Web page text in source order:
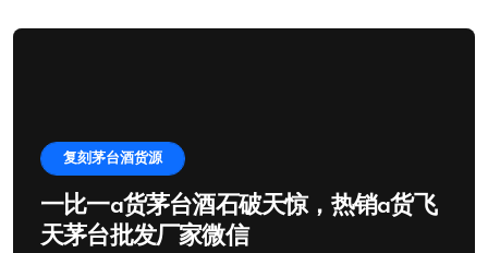
复刻茅台酒货源
一比一a货茅台酒石破天惊，热销a货飞
天茅台批发厂家微信